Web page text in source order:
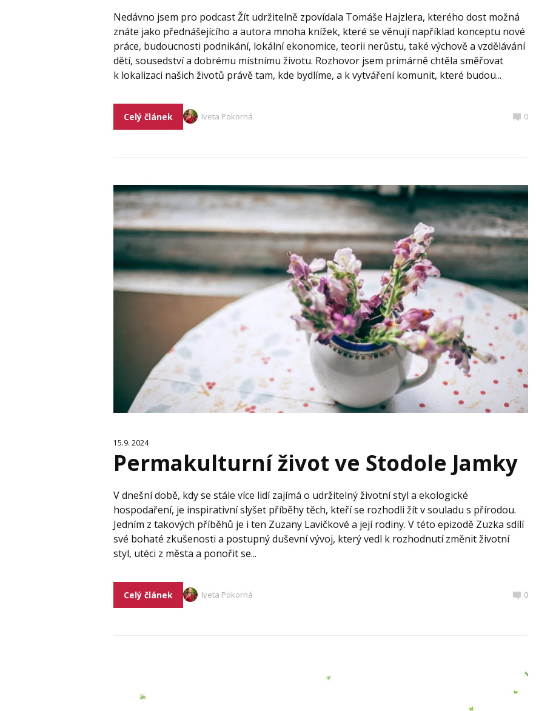
Nedávno jsem pro podcast Žít udržitelně zpovídala Tomáše Hajzlera, kterého dost možná
znáte jako přednášejícího a autora mnoha knížek, které se věnují například konceptu nové
práce, budoucnosti podnikání, lokální ekonomice, teorii nerůstu, také výchově a vzdělávání
dětí, sousedství a dobrému místnímu životu. Rozhovor jsem primárně chtěla směřovat
k lokalizaci našich životů právě tam, kde bydlíme, a k vytváření komunit, které budou...
Celý článek Iveta Pokorná 0
15.9. 2024
Permakulturní život ve Stodole Jamky
V dnešní době, kdy se stále více lidí zajímá o udržitelný životní styl a ekologické
hospodaření, je inspirativní slyšet příběhy těch, kteří se rozhodli žít v souladu s přírodou.
Jedním z takových příběhů je i ten Zuzany Lavičkové a její rodiny. V této epizodě Zuzka sdílí
své bohaté zkušenosti a postupný duševní vývoj, který vedl k rozhodnutí změnit životní
styl, utéci z města a ponořit se...
Celý článek Iveta Pokorná 0